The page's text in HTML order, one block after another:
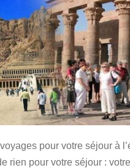
pour votre séjour à
rien pour votre séjour :